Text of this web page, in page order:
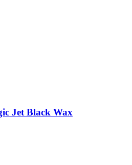
Jet Black Wax